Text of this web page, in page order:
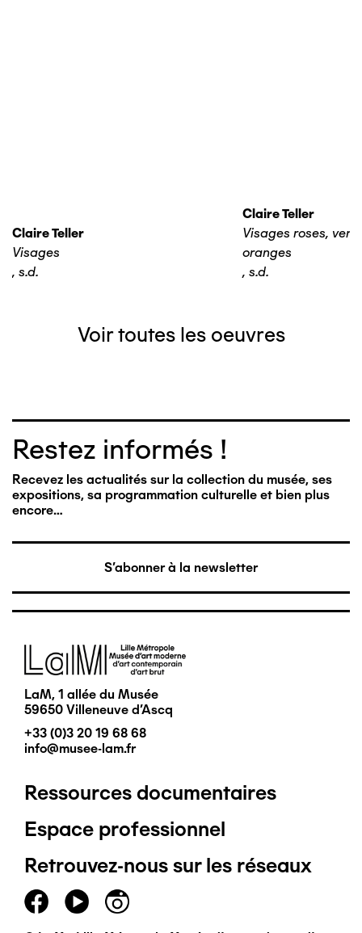
Claire Teller
Visages
, s.d.
Claire Teller
Visages roses,
oranges
, s.d.
Voir toutes les oeuvres
Restez informés !
Recevez les actualités sur la collection du musée, ses
expositions, sa programmation culturelle et bien plus
encore…
S'abonner à la newsletter
Image
LaM, 1 allée du Musée
59650 Villeneuve d'Ascq
+33 (0)3 20 19 68 68
info@musee-lam.fr
Pied
de
page
principal
Ressources documentaires
Espace professionnel
Retrouvez-nous sur les réseaux